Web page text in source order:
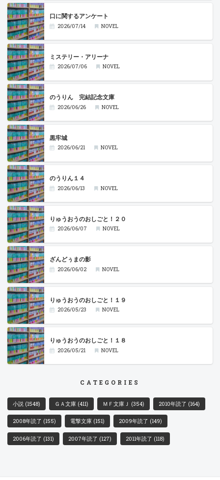
口に関するアンケート
2026/07/14 NOVEL
ミステリー・アリーナ
2026/07/06 NOVEL
のうりん 完結記念文庫
2026/06/26 NOVEL
黒牢城
2026/06/21 NOVEL
のうりん１４
2026/06/13 NOVEL
りゅうおうのおしごと！２０
2026/06/07 NOVEL
ざんどぅまの影
2026/06/02 NOVEL
りゅうおうのおしごと！１９
2026/05/23 NOVEL
りゅうおうのおしごと！１８
2026/05/21 NOVEL
CATEGORIES
小説 (1548) ＧＡ文庫 (411) ＭＦ文庫Ｊ (354) 2010年読了 (164)
2008年読了 (155) 電撃文庫 (151) 2009年読了 (149)
2006年読了 (131) 2007年読了 (127) 2011年読了 (118)